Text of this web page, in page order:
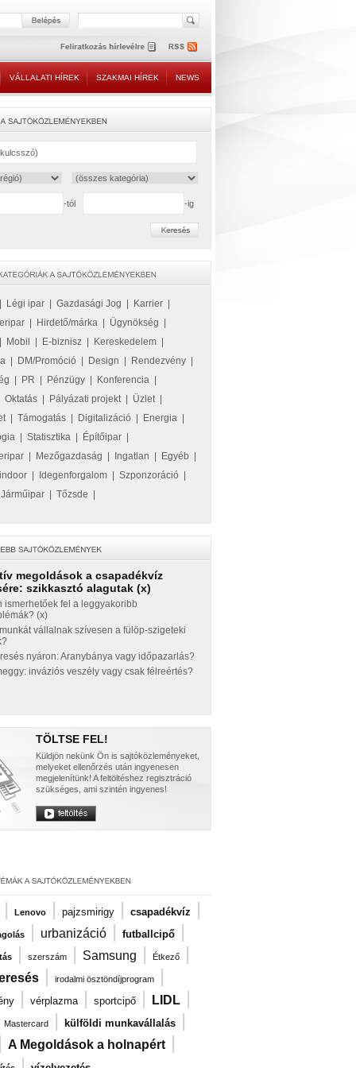
VÁLLALATI HÍREK SZAKMAI HÍREK NEWS
-tól -ig
Légi ipar Gazdasági Jog Karrier
Hirdető/márka Ügynökség
Mobil E-biznisz Kereskedelem
DM/Promóció Design Rendezvény
PR Pénzügy Konferencia
Oktatás Pályázati projekt| Üzlet|
| Támogatás Digitalizáció Energia
Statisztika Építőipar
Mezőgazdaság Ingatlan Egyéb
Idegenforgalom Szponzoráció
Járműipar Tőzsde
megoldások a csapadékvíz
szikkasztó alagutak (x)
ismerhetőek fel a leggyakoribb
(x)
vállalnak szívesen a fülöp-szigeteki
nyáron: Aranybánya vagy időpazarlás?
inváziós veszély vagy csak félreértés?
TÖLTSE FEL!
Küldjön nekünk Ön is sajtóközleményeket,
melyeket ellenőrzés után ingyenesen
megjelenítünk! A feltöltéshez regisztráció
szükséges, ami szintén ingyenes!
Lenovo | pajzsmirigy | csapadékvíz |
| urbanizáció | futballcipő |
| szerszám | Samsung | Étkező |
| irodalmi ösztöndíjprogram |
| vérplazma | sportcipő | LIDL |
Mastercard | külföldi munkavállalás |
A Megoldások a holnapért |